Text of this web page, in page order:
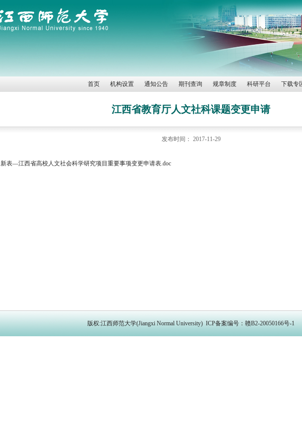
首页 机构设置 通知公告 期刊查询 规章制度 科研平台 下载专
江西省教育厅人文社科课题变更申请
发布时间： 2017-11-29
新表—江西省高校人文社会科学研究项目重要事项变更申请表.doc
版权:江西师范大学(Jiangxi Normal University) ICP备案编号：赣B2-20050166号-1